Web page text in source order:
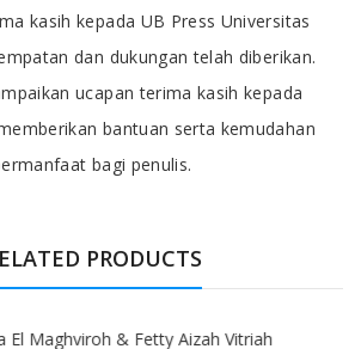
kasih kepada UB Press Universitas
dan dukungan telah diberikan.
ucapan terima kasih kepada
bantuan serta kemudahan
bagi penulis.
PRODUCTS
Maghviroh & Fetty Aizah Vitriah